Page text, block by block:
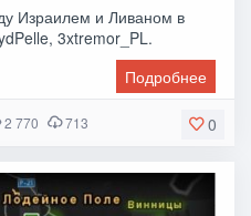
Израилем и Ливаном в
3xtremor_PL.
Подробнее
0
2 770 713